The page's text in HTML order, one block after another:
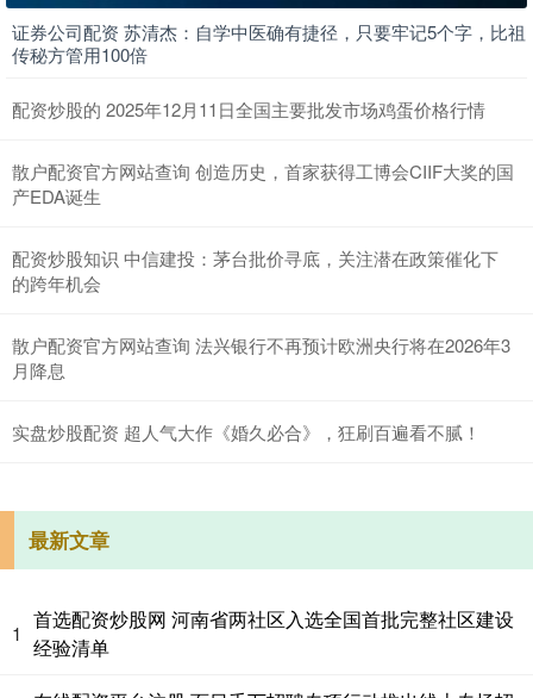
证券公司配资 苏清杰：自学中医确有捷径，只要牢记5个字，比祖
传秘方管用100倍
配资炒股的 2025年12月11日全国主要批发市场鸡蛋价格行情
散户配资官方网站查询 创造历史，首家获得工博会CIIF大奖的国
产EDA诞生
配资炒股知识 中信建投：茅台批价寻底，关注潜在政策催化下
的跨年机会
散户配资官方网站查询 法兴银行不再预计欧洲央行将在2026年3
月降息
实盘炒股配资 超人气大作《婚久必合》，狂刷百遍看不腻！
最新文章
1
首选配资炒股网 河南省两社区入选全国首批完整社区建设
经验清单